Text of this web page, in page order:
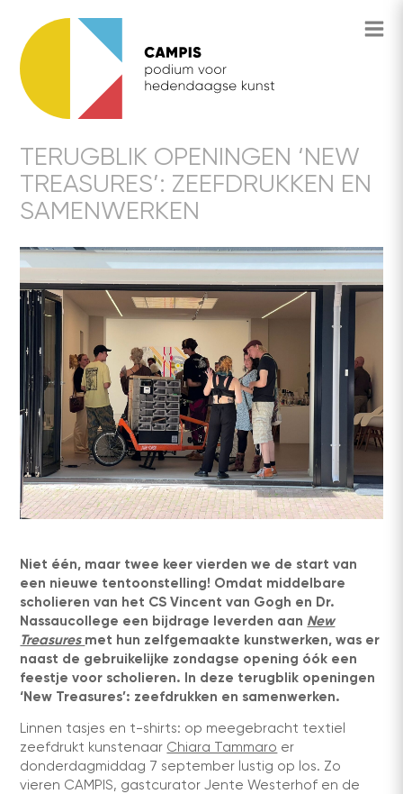
TERUGBLIK OPENINGEN ‘NEW
TREASURES’: ZEEFDRUKKEN EN
SAMENWERKEN
Niet één, maar twee keer vierden we de start van
een nieuwe tentoonstelling! Omdat middelbare
scholieren van het CS Vincent van Gogh en Dr.
Nassaucollege een bijdrage leverden aan New
Treasures met hun zelfgemaakte kunstwerken, was er
naast de gebruikelijke zondagse opening óók een
feestje voor scholieren. In deze terugblik openingen
‘New Treasures’: zeefdrukken en samenwerken.
Linnen tasjes en t-shirts: op meegebracht textiel
zeefdrukt kunstenaar Chiara Tammaro er
donderdagmiddag 7 september lustig op los. Zo
vieren CAMPIS, gastcurator Jente Westerhof en de